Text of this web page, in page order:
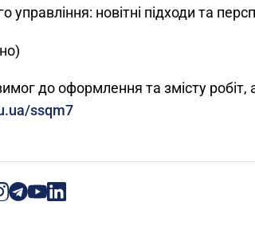
управління: новітні підходи та
до оформлення та змісту робіт,
ssqm7